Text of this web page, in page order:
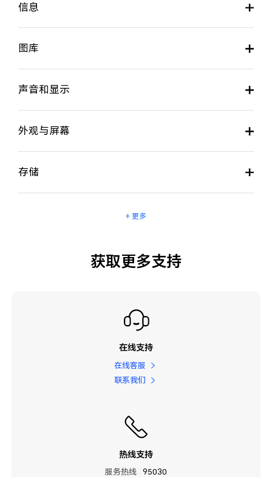
信息
图库
声音和显示
外观与屏幕
存储
+ 更多
获取更多支持
在线支持
在线客服
联系我们
热线支持
服务热线
95030